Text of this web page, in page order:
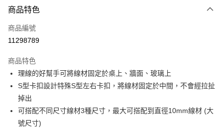
信用卡一次付款
超商取貨付款
Apple Pay
街口支付
悠遊付
ATM付款
商品特色
商品編號
11298789
商品特色
理線的好幫手可將線材固定於桌上、牆面、玻璃上
S型卡扣設計特殊S型左右卡扣，將線材固定於中間，不會經拉扯
掉出
可搭配不同尺寸線材3種尺寸，最大可搭配到直徑10mm線材 (大
號尺寸)